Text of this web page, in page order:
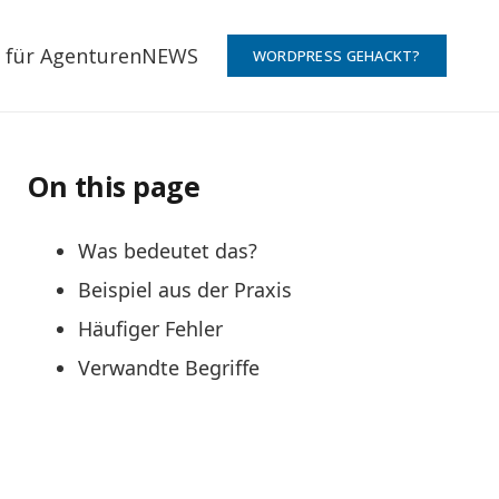
für AgenturenNEWS WORDPRESS GEHACKT?
On this page
Was bedeutet das?
Beispiel aus der Praxis
Häufiger Fehler
Verwandte Begriffe